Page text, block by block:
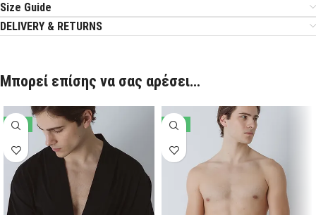
Size Guide
DELIVERY & RETURNS
Μπορεί επίσης να σας αρέσει…
-61% -17%